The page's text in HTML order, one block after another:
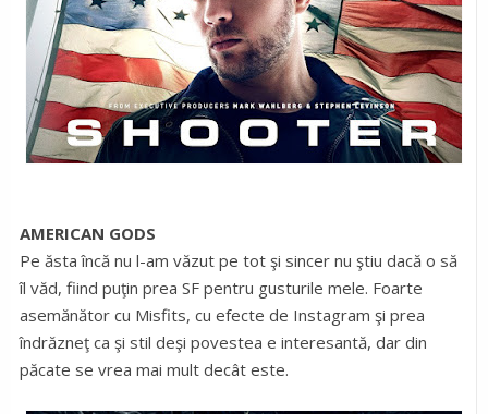
AMERICAN GODS
Pe ăsta încă nu l-am văzut pe tot şi sincer nu ştiu dacă o să
îl văd, fiind puţin prea SF pentru gusturile mele. Foarte
asemănător cu Misfits, cu efecte de Instagram şi prea
îndrăzneţ ca şi stil deşi povestea e interesantă, dar din
păcate se vrea mai mult decât este.